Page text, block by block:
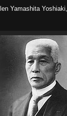
Yamashita